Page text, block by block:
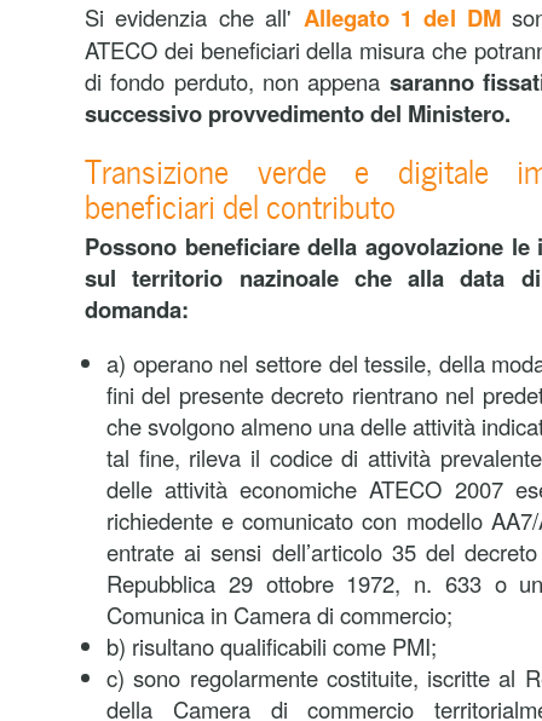
Si evidenzia che all' Allegato 1 del DM
ATECO dei beneficiari della misura che
di fondo perduto, non appena saranno
successivo provvedimento del Ministero.
Transizione verde e digitale
beneficiari del contributo
Possono beneficiare della agovolazione
sul territorio nazinoale che alla data di
domanda:
a) operano nel settore del tessile, della
fini del presente decreto rientrano nel
che svolgono almeno una delle attività
tal fine, rileva il codice di attività
delle attività economiche ATECO 2007
richiedente e comunicato con modello
entrate ai sensi dell’articolo 35 del
Repubblica 29 ottobre 1972, n. 633 o
Comunica in Camera di commercio;
b) risultano qualificabili come PMI;
c) sono regolarmente costituite, iscritte al
della Camera di commercio